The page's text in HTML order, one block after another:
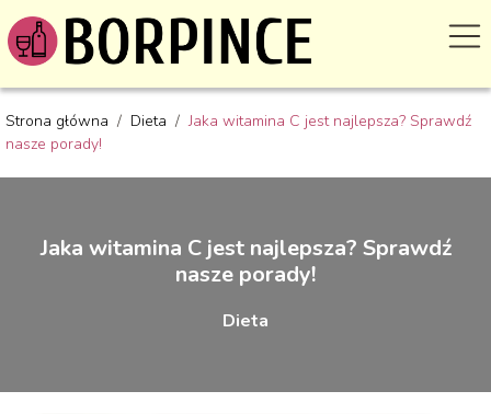
Strona główna / Dieta /Jaka witamina C jest najlepsza? Sprawdź
nasze porady!
Jaka witamina C jest najlepsza? Sprawdź
nasze porady!
Dieta